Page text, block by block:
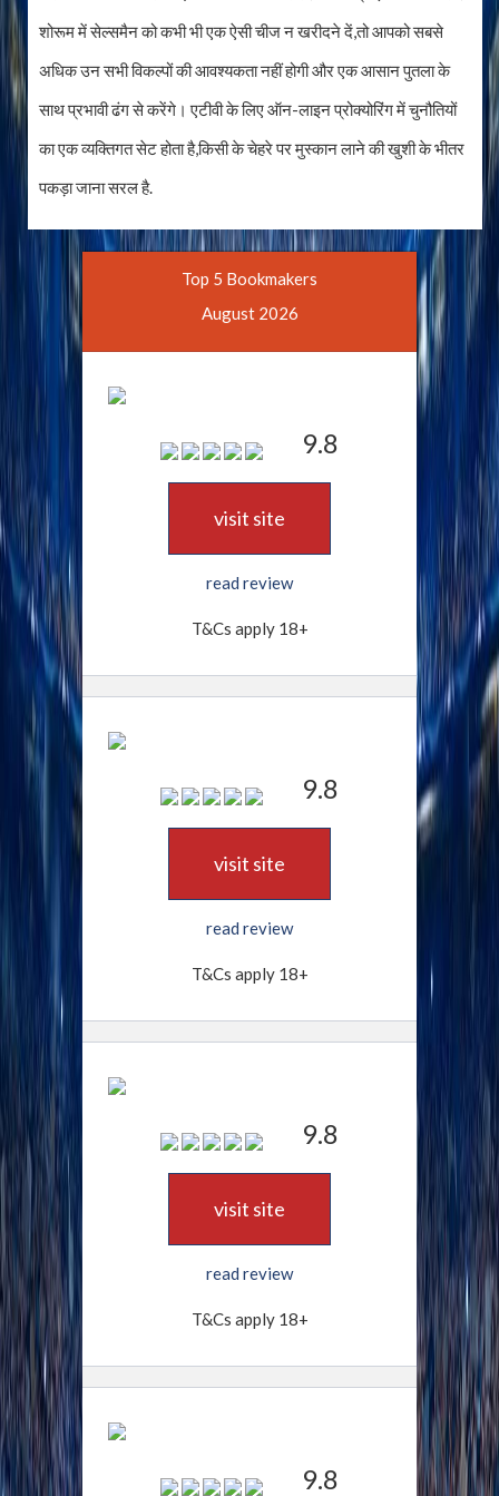
शोरूम में सेल्समैन को कभी भी एक ऐसी चीज न खरीदने दें,तो आपको सबसे
अधिक उन सभी विकल्पों की आवश्यकता नहीं होगी और एक आसान पुतला के
साथ प्रभावी ढंग से करेंगे। एटीवी के लिए ऑन-लाइन प्रोक्योरिंग में चुनौतियों
का एक व्यक्तिगत सेट होता है,किसी के चेहरे पर मुस्कान लाने की खुशी के भीतर
पकड़ा जाना सरल है.
Top 5 Bookmakers
August 2026
9.8
visit site
read review
T&Cs apply 18+
9.8
visit site
read review
T&Cs apply 18+
9.8
visit site
read review
T&Cs apply 18+
9.8